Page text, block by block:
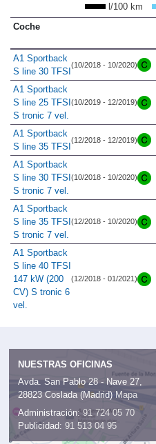
l/100 km
Coche
A1 Sportback
S line 30 TFSI
(10/2018 - 10/2020)
A1 Sportback
S line 25 TFSI
S tronic 7 vel.
(10/2019 - 12/2019)
A1 Sportback
S line 35 TFSI
(12/2018 - 12/2019)
A1 Sportback
S line 30 TFSI
S tronic 7 vel.
(10/2018 - 10/2020)
A1 Sportback
S line 35 TFSI
S tronic 7 vel.
(12/2018 - 10/2020)
A1 Sportback
S line 40 TFSI
147 kW (200
CV) S tronic 6
vel.
(12/2018 - 01/2021)
NUESTRAS OFICINAS
Avda. San Pablo 28 - Nave 27,
28823 Coslada (Madrid) Mapa
Administración: 91 724 05 70
Publicidad: 91 513 04 95